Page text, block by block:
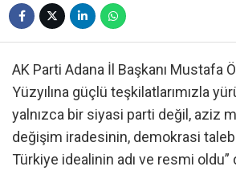
AK Parti Adana İl Başkanı Mustafa
Yüzyılına güçlü teşkilatlarımızla
yalnızca bir siyasi parti değil, aziz
değişim iradesinin, demokrasi
Türkiye idealinin adı ve resmi oldu”